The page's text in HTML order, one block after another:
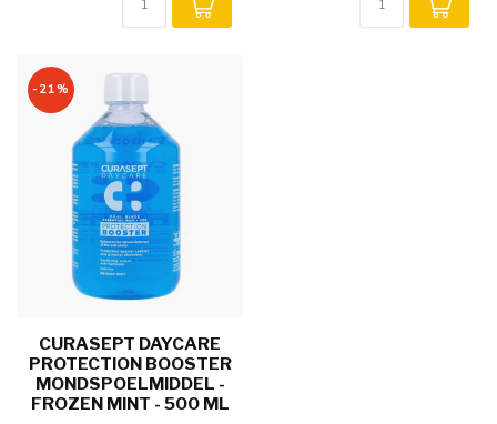
-21%
CURASEPT DAYCARE
PROTECTION BOOSTER
MONDSPOELMIDDEL -
FROZEN MINT - 500 ML